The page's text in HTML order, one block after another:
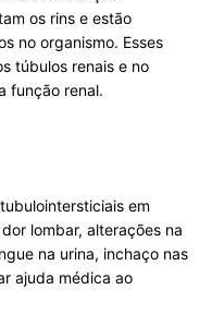
os rins e estão
no organismo. Esses
túbulos renais e no
função renal.
em
lombar, alterações na
na urina, inchaço nas
ajuda médica ao